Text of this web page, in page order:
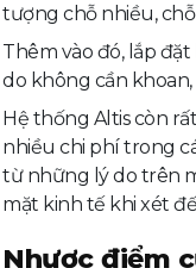
tượng chỗ nhiều,
Thêm vào đó, lắp
do không cần
Hệ thống Altis còn
nhiều chi phí trong
từ những lý do trên
mặt kinh tế khi xét
Nhược điểm